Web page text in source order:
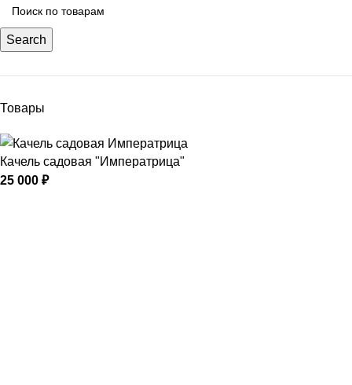
Search
Товары
Качель садовая "Императрица"
25 000 ₽